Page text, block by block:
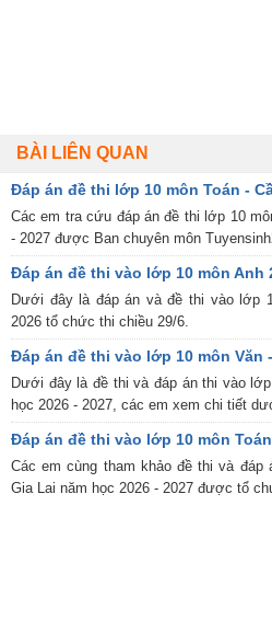
BÀI LIÊN QUAN
Đáp án đề thi lớp 10 môn Toán -
Các em tra cứu đáp án đề thi lớp 10
- 2027 được Ban chuyên môn
Đáp án đề thi vào lớp 10 môn Anh
Dưới đây là đáp án và đề thi vào lớp
2026 tổ chức thi chiều 29/6.
Đáp án đề thi vào lớp 10 môn Văn
Dưới đây là đề thi và đáp án thi vào
học 2026 - 2027, các em xem chi tiết
Đáp án đề thi vào lớp 10 môn
Các em cùng tham khảo đề thi và đáp
Gia Lai năm học 2026 - 2027 được tổ